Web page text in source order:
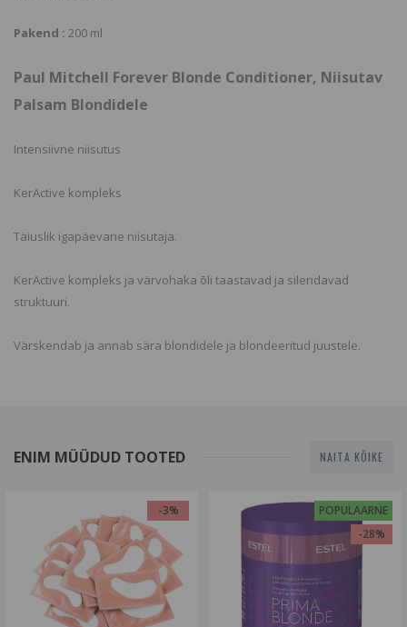
Pakend : 200 ml
Paul Mitchell Forever Blonde Conditioner, Niisutav
Palsam Blondidele
Intensiivne niisutus
KerActive kompleks
Täiuslik igapäevane niisutaja.
KerActive kompleks ja värvohaka õli taastavad ja silendavad
struktuuri.
Värskendab ja annab sära blondidele ja blondeeritud juustele.
ENIM MÜÜDUD TOOTED NAITA KÕIKE
-3%
POPULAARNE
-28%